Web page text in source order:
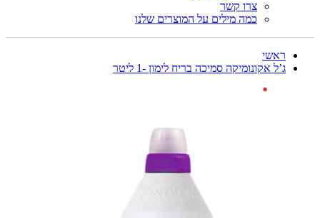
צרו קשר
כמה מילים על המוצרים שלנו
ראשי
ג’ל אקונומיקה סמיכה בריח לימון -1 ליטר